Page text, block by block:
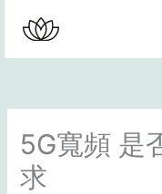
content
5G寬頻 是
求